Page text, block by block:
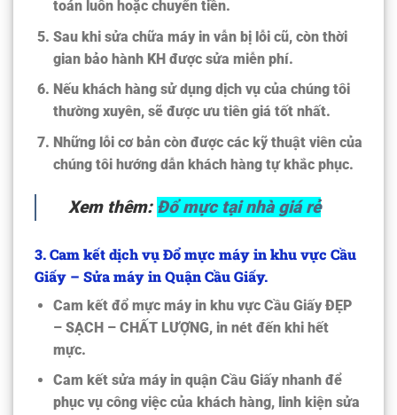
toán luôn hoặc chuyển tiền.
Sau khi sửa chữa máy in vẫn bị lỗi cũ, còn thời
gian bảo hành KH được sửa miễn phí.
Nếu khách hàng sử dụng dịch vụ của chúng tôi
thường xuyên, sẽ được ưu tiên giá tốt nhất.
Những lỗi cơ bản còn được các kỹ thuật viên của
chúng tôi hướng dẫn khách hàng tự khắc phục.
Xem thêm: Đổ mực tại nhà giá rẻ
3. Cam kết dịch vụ Đổ mực máy in khu vực Cầu
Giấy – Sửa máy in Quận Cầu Giấy.
Cam kết đổ mực máy in khu vực Cầu GiấyĐẸP
– SẠCH – CHẤT LƯỢNG, in nét đến khi hết
mực.
Cam kếtsửa máy in quận Cầu Giấy nhanhđể
phục vụ công việc của khách hàng, linh kiện sửa